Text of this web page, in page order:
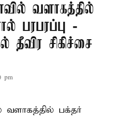
வளாகத்தில்
பரபரப்பு -
தீவிர சிகிச்சை
pm
வளாகத்தில் பக்தர்